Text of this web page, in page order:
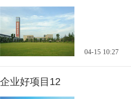
04-15 10:27
企业好项目12